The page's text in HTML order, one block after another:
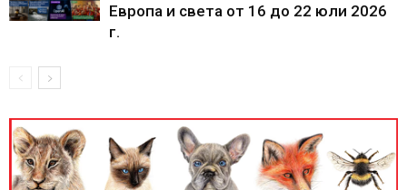
Европа и света от 16 до 22 юли 2026
г.